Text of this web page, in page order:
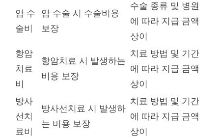
암 수
술비
암 수술 시 수술비용
보장
수술 종류 및 병원
에 따라 지급 금액
상이
항암
치료
비
항암치료 시 발생하는
비용 보장
치료 방법 및 기간
에 따라 지급 금액
상이
방사
선치
료비
방사선치료 시 발생하
는 비용 보장
치료 방법 및 기간
에 따라 지급 금액
상이